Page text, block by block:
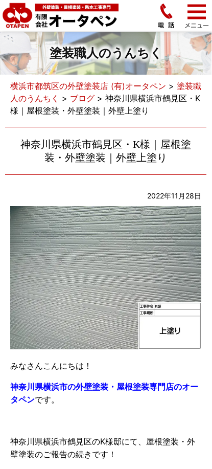
塗装職人のうんちく
横浜市都筑区の外壁塗装店 (有)オータペン > 塗装職
人のうんちく > ブログ > 神奈川県横浜市鶴見区・K
様｜屋根塗装・外壁塗装｜外壁上塗り
神奈川県横浜市鶴見区・K様｜屋根塗
装・外壁塗装｜外壁上塗り
2022年11月28日
みなさんこんにちは！
神奈川県横浜市の外壁塗装・屋根塗装専門店のオー
タペンです。
神奈川県横浜市鶴見区のK様邸にて、屋根塗装・外
壁塗装のご報告の続きです！